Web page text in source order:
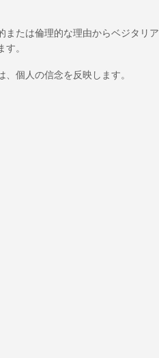
または倫理的な理由からベジタリア
。
個人の信念を反映します。